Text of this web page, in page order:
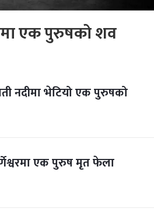
एक पुरुषको शव
नदीमा भेटियो एक पुरुषको
एक पुरुष मृत फेला